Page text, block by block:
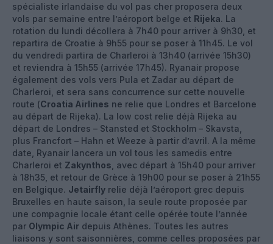
spécialiste irlandaise du vol pas cher proposera deux
vols par semaine entre l’aéroport belge et Rijeka. La
rotation du lundi décollera à 7h40 pour arriver à 9h30, et
repartira de Croatie à 9h55 pour se poser à 11h45. Le vol
du vendredi partira de Charleroi à 13h40 (arrivée 15h30)
et reviendra à 15h55 (arrivée 17h45). Ryanair propose
également des vols vers Pula et Zadar au départ de
Charleroi, et sera sans concurrence sur cette nouvelle
route (Croatia Airlines ne relie que Londres et Barcelone
au départ de Rijeka). La low cost relie déjà Rijeka au
départ de Londres – Stansted et Stockholm – Skavsta,
plus Francfort – Hahn et Weeze à partir d’avril. A la même
date, Ryanair lancera un vol tous les samedis entre
Charleroi et Zakynthos , avec départ à 15h40 pour arriver
à 18h35, et retour de Grèce à 19h00 pour se poser à 21h55
en Belgique. Jetairfly relie déjà l’aéroport grec depuis
Bruxelles en haute saison, la seule route proposée par
une compagnie locale étant celle opérée toute l’année
par Olympic Air depuis Athènes. Toutes les autres
liaisons y sont saisonnières, comme celles proposées par